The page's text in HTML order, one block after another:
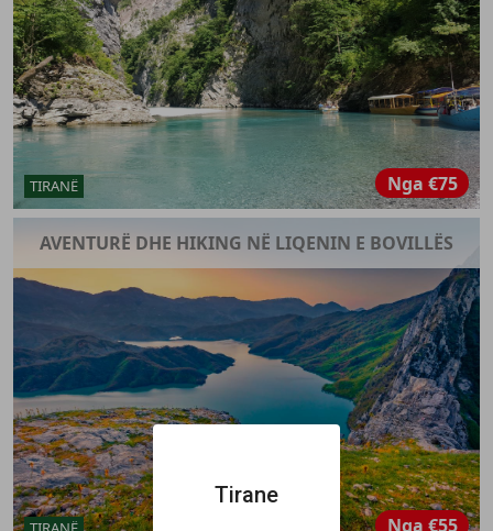
TIRANË Nga €75
AVENTURË DHE HIKING NË LIQENIN E BOVILLËS
Nga €55
Tirane